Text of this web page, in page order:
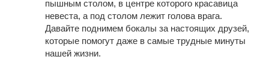
пышным столом, в центре которого красавица
невеста, а под столом лежит голова врага.
Давайте поднимем бокалы за настоящих друзей,
которые помогут даже в самые трудные минуты
нашей жизни.